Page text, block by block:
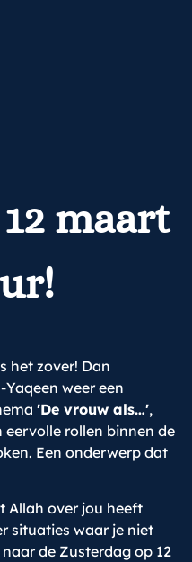
maart
het zover! Dan
weer een
'De vrouw als…',
rollen binnen de
Een onderwerp dat
Allah over jou heeft
situaties waar je niet
de Zusterdag op 12